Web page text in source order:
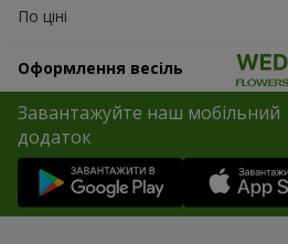
По ціні
Оформлення весіль
Завантажуйте наш мобільний
додаток